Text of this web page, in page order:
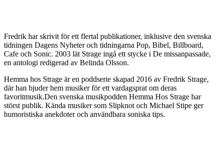
Fredrik har skrivit för ett flertal publikationer, inklusive den svenska
tidningen Dagens Nyheter och tidningarna Pop, Bibel, Billboard,
Cafe och Sonic. 2003 lät Strage ingå ett stycke i De missanpassade,
en antologi redigerad av Belinda Olsson.
Hemma hos Strage är en poddserie skapad 2016 av Fredrik Strage,
där han bjuder hem musiker för ett vardagsprat om deras
favoritmusik.Den svenska musikpodden Hemma Hos Strage har
störst publik. Kända musiker som Slipknot och Michael Stipe ger
humoristiska anekdoter och användbara soniska tips.